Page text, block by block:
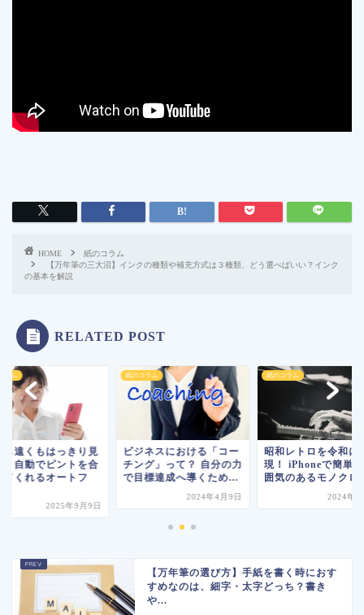
HOME
紙のコラム
【万年筆の三大沼】インクの種類や補充方式は３種類、どう選べばいい？インク
の基本を解説
RELATED POST
ラム
も遠くもはっきり見
！自動でピントを合
てくれるオートフ
2025年9月9日
紙のコラム
ビジネスにおける「コー
チング」って？ 自分の力
で目標達成へ導くため...
2024年4月9日
紙のコラム
昭和レトロを令和に
現！ iPhoneで簡単
囲気のあるモノクロ
2024年8
【万年筆の選び方】手紙を書く時におす
すめなのは、細字・太字どっち？書き
や...